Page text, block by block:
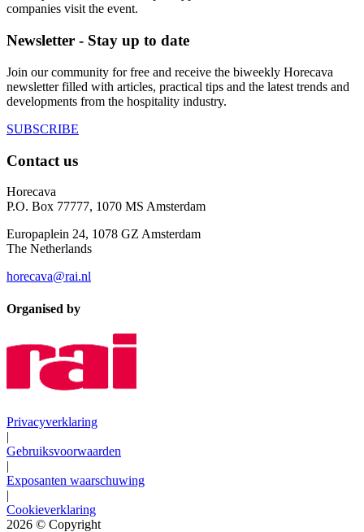
companies visit the event.
Newsletter - Stay up to date
Join our community for free and receive the biweekly Horecava
newsletter filled with articles, practical tips and the latest trends and
developments from the hospitality industry.
SUBSCRIBE
Contact us
Horecava
P.O. Box 77777, 1070 MS Amsterdam
Europaplein 24, 1078 GZ Amsterdam
The Netherlands
horecava@rai.nl
Organised by
Privacyverklaring
|
Gebruiksvoorwaarden
|
Exposanten waarschuwing
|
Cookieverklaring
2026 © Copyright